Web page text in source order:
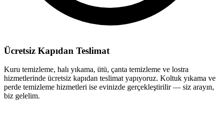
Ücretsiz Kapıdan Teslimat
Kuru temizleme, halı yıkama, ütü, çanta temizleme ve lostra
hizmetlerinde ücretsiz kapıdan teslimat yapıyoruz. Koltuk yıkama ve
perde temizleme hizmetleri ise evinizde gerçekleştirilir — siz arayın,
biz gelelim.